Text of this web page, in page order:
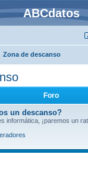
ABCdatos
Zona de descanso
Foro
un descanso?
informática, ¡paremos un